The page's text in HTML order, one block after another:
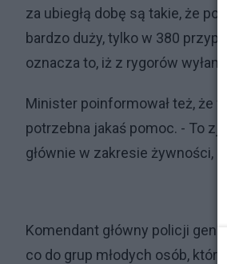
za ubiegłą dobę są takie, że
bardzo duży, tylko w 380
oznacza to, iż z rygorów
Minister poinformował też, że
potrzebna jakaś pomoc. - To
głównie w zakresie żywności,
Komendant główny policji gen.
co do grup młodych osób,